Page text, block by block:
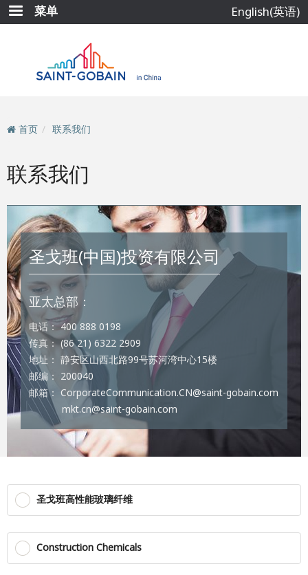
跳
转
菜单 English(英语)
首页 联系我们
联系我们
圣戈班(中国)投资有限公司
亚太总部：
电话： 400 888 0198
传真： (86 21) 6322 2909
地址： 静安区山西北路99号苏河湾中心15楼
邮编： 200040
邮箱： CorporateCommunication.CN@saint-gobain.com
mkt.cn@saint-gobain.com
圣戈班高性能玻璃纤维
Construction Chemicals